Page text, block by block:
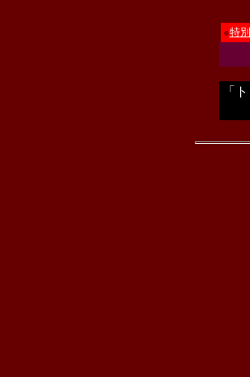
●特
「